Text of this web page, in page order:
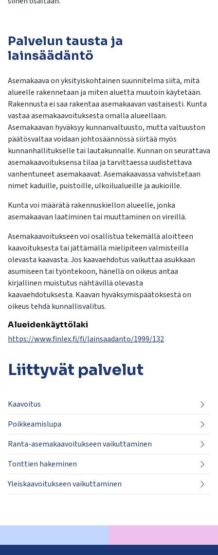
Palvelun tausta ja
lainsäädäntö
Asemakaava on yksityiskohtainen suunnitelma siitä, mitä
alueelle rakennetaan ja miten aluetta muutoin käytetään.
Rakennusta ei saa rakentaa asemakaavan vastaisesti. Kunta
vastaa asemakaavoituksesta omalla alueellaan.
Asemakaavan hyväksyy kunnanvaltuusto, mutta valtuuston
päätösvaltaa voidaan johtosäännössä siirtää myös
kunnanhallitukselle tai lautakunnalle. Kunnan on seurattava
asemakaavoituksensa tilaa ja tarvittaessa uudistettava
vanhentuneet asemakaavat. Asemakaavassa vahvistetaan
nimet kaduille, puistoille, ulkoilualueille ja aukioille.
Kunta voi määrätä rakennuskiellon alueelle, jonka
asemakaavan laatiminen tai muuttaminen on vireillä.
Asemakaavoitukseen voi osallistua tekemällä aloitteen
kaavoituksesta tai jättämällä mielipiteen valmisteilla
olevasta kaavasta. Jos kaavaehdotus vaikuttaa asukkaan
asumiseen tai työntekoon, hänellä on oikeus antaa
kirjallinen muistutus nähtävillä olevasta
kaavaehdotuksesta. Kaavan hyväksymispäätöksestä on
oikeus tehdä kunnallisvalitus.
Alueidenkäyttölaki
https://www.finlex.fi/fi/lainsaadanto/1999/132
Liittyvät palvelut
Kaavoitus
Poikkeamislupa
Ranta-asemakaavoitukseen vaikuttaminen
Tonttien hakeminen
Yleiskaavoitukseen vaikuttaminen